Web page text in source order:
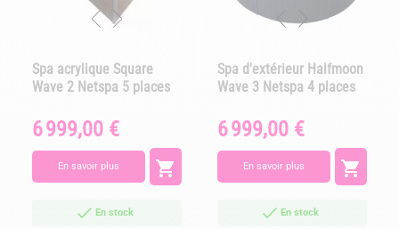
Spa acrylique Square
Wave 2 Netspa 5 places
Prix
6 999,00 €
En savoir plus 
En stock
Spa d'extérieur Halfmoon
Wave 3 Netspa 4 places
Prix
6 999,00 €
En savoir plus 
En stock